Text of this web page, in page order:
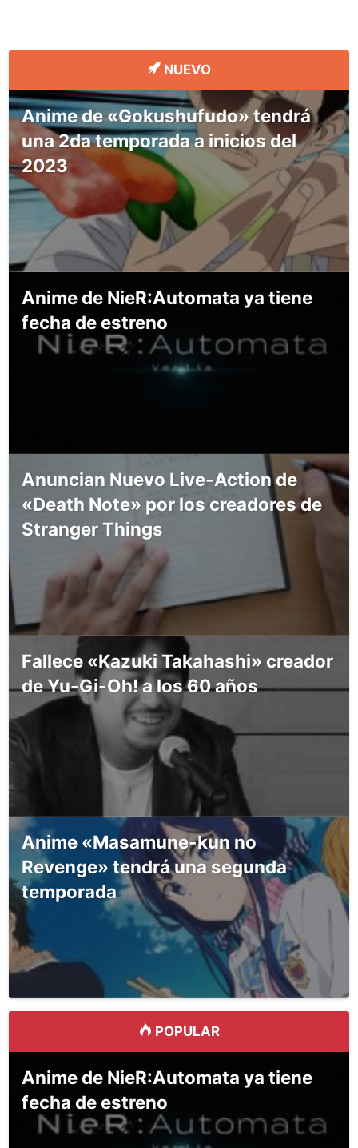
NUEVO
Anime de «Gokushufudo» tendrá
una 2da temporada a inicios del
2023
Anime de NieR:Automata ya tiene
fecha de estreno
Anuncian Nuevo Live-Action de
«Death Note» por los creadores de
Stranger Things
Fallece «Kazuki Takahashi» creador
de Yu-Gi-Oh! a los 60 años
Anime «Masamune-kun no
Revenge» tendrá una segunda
temporada
POPULAR
Anime de NieR:Automata ya tiene
fecha de estreno